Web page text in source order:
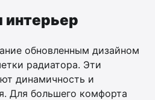
интерьер
обновленным дизайном
радиатора. Эти
динамичность и
Для большего комфорта